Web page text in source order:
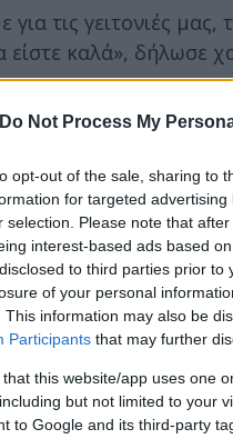
Do Not Process My
opt-out of the sale, sharing to
for targeted
selection. Please note that
interest-based ads based
to third parties prior
of your personal
This information may also be
Participants that may further
that this website/app uses one
but not limited to your
to Google and its third-party
τις γειτονιές
καλά», δήλωσε